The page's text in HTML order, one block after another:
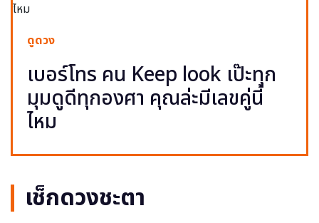
ดูดวง
เบอร์โทร คน Keep look เป๊ะทุก
มุมดูดีทุกองศา คุณล่ะมีเลขคู่นี้
ไหม
เช็กดวงชะตา